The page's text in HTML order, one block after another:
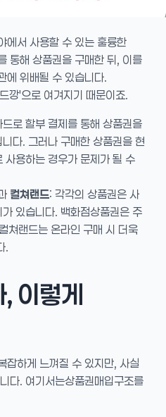
에서 사용할 수 있는 훌륭한
통해 상품권을 구매한 뒤, 이를
에 위배될 수 있습니다.
깡'으로 여겨지기 때문이죠.
드로 할부 결제를 통해 상품권을
다. 그러나 구매한 상품권을 현
사용하는 경우가 문제가 될 수
컬쳐랜드: 각각의 상품권은 사
있습니다. 백화점상품권은 주
쳐랜드는 온라인 구매 시 더욱
.
이렇게
잡하게 느껴질 수 있지만, 사실
다. 여기서는상품권매입구조를